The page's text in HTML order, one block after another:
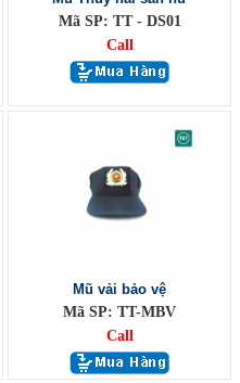
Mã SP: TT - DS01
Call
Mũ vải bảo vệ
Mã SP: TT-MBV
Call